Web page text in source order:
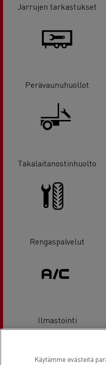
Jarrujen tarkastukset
Perävaunuhuollot
Takalaitanostinhuolto
Rengaspalvelut
Ilmastointi
Sijainti
Käytämme evästeitä